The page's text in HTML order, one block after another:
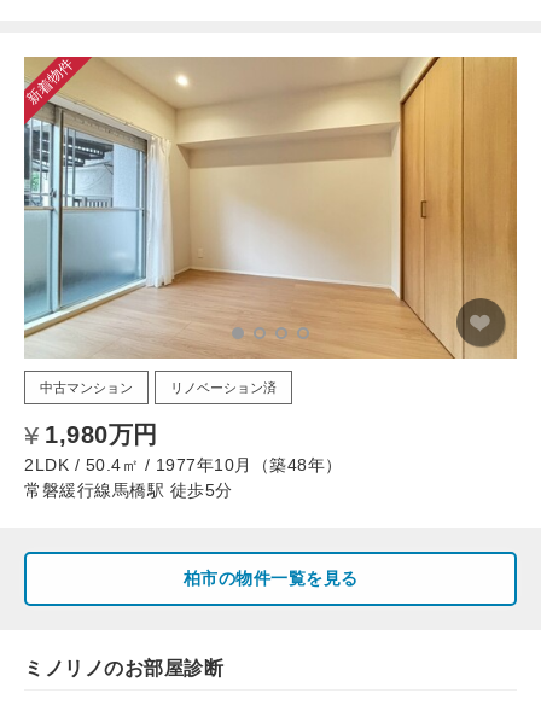
新着物件
中古マンション リノベーション済
1,980万円
2LDK / 50.4㎡ / 1977年10月（築48年）
常磐緩行線馬橋駅 徒歩5分
柏市の物件一覧を見る
ミノリノのお部屋診断